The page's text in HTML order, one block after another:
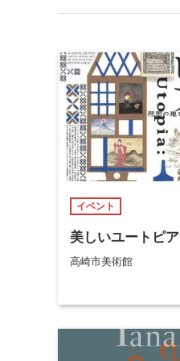
イベント
美しいユートピア
高崎市美術館